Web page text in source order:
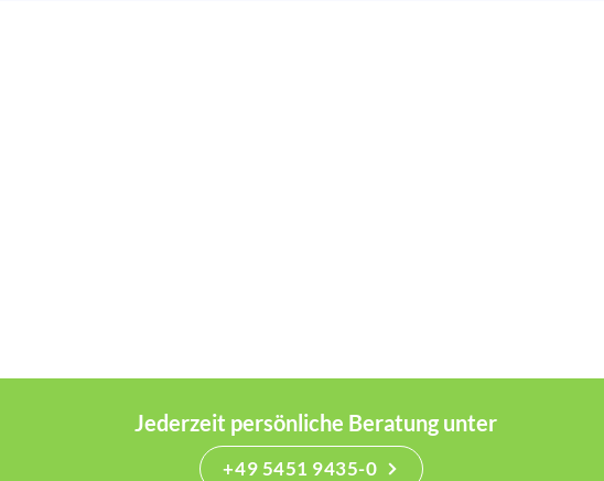
Jederzeit persönliche Beratung unter
+49 5451 9435-0